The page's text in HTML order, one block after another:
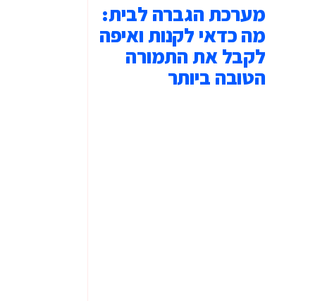
מערכת הגברה לבית:
מה כדאי לקנות ואיפה
לקבל את התמורה
הטובה ביותר